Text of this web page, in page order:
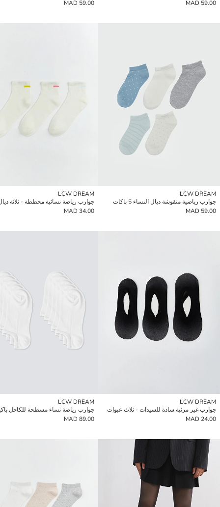
59.00 MAD
59.00 MAD
LCW DREAM
جوارب رياضية منقوشة ديال النساء 5 باكات
59.00 MAD
LCW DREAM
34.00 MAD
LCW DREAM
جوارب غير مرئية سادة للسيدات - ثلاث عبوات
24.00 MAD
LCW DREAM
89.00 MAD